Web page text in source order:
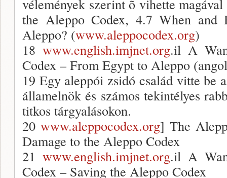
vélemények szerint õ vihette
the Aleppo Codex, 4.7 When and
Aleppo? (www.aleppocodex.org)
18 www.english.imjnet.org.il A
Codex – From Egypt to Aleppo
19 Egy aleppói zsidó család vitte be
államelnök és számos tekintélyes
titkos tárgyalásokon.
20 www.aleppocodex.org] The
Damage to the Aleppo Codex
21 www.english.imjnet.org.il A
Codex – Saving the Aleppo Codex